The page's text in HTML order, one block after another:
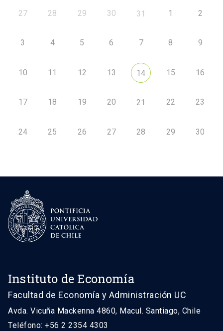
27 28 29 30 31 1 2
3 4 5 6 7 8 9
10 11 12 13 14 15 16
17 18 19 20 21 22 23
24 25 26 27 28 29 30
Instituto de Economía
Facultad de Economía y Administración UC
Avda. Vicuña Mackenna 4860, Macul. Santiago, Chile
Teléfono: +56 2 2354 4303